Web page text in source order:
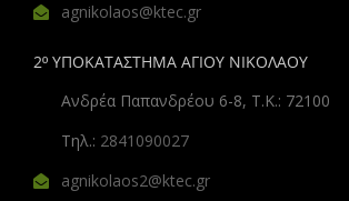
agnikolaos@ktec.gr
2º ΥΠΟΚΑΤΑΣΤΗΜΑ ΑΓΙΟΥ ΝΙΚΟΛΑΟΥ
Ανδρέα Παπανδρέου 6-8, Τ.Κ.: 72100
Τηλ.: 2841090027
agnikolaos2@ktec.gr